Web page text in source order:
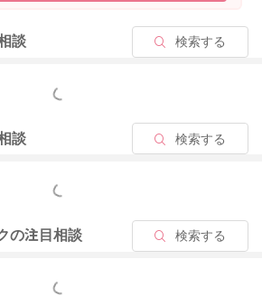
ってしまうことはないと思いますし、分
ることは出来ると思いますよ。
行もあると思いますし、栄養もおっぱい
も問題ないですし、体重増加も順調と
やってくださっている授乳方法で特に問
2025/11/29 12:23
談 検索する
もっと見る
談 検索する
もっと見る
の注目相談 検索する
もっと見る